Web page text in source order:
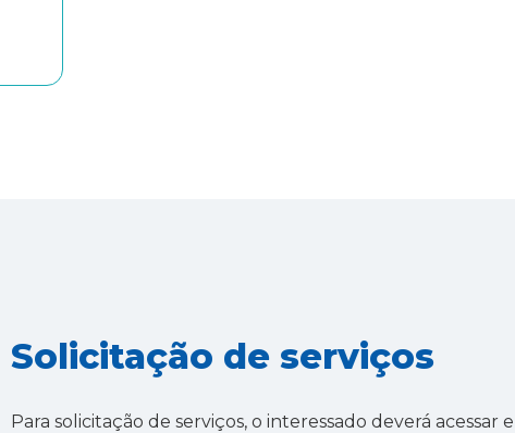
Solicitação de serviços
Para solicitação de serviços, o interessado deverá acessar e